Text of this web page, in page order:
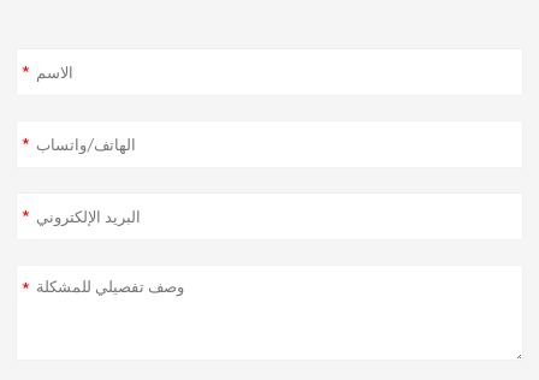
*
*
*
*